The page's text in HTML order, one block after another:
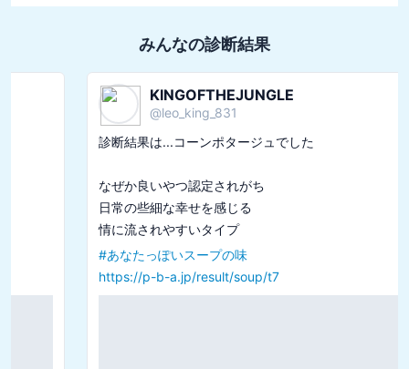
みんなの診断結果
KINGOFTHEJUNGLE
leo_king_831
診断結果は...コーンポタージュでした
なぜか良いやつ認定されがち
日常の些細な幸せを感じる
情に流されやすいタイプ
あなたっぽいスープの味
https://p-b-a.jp/result/soup/t7